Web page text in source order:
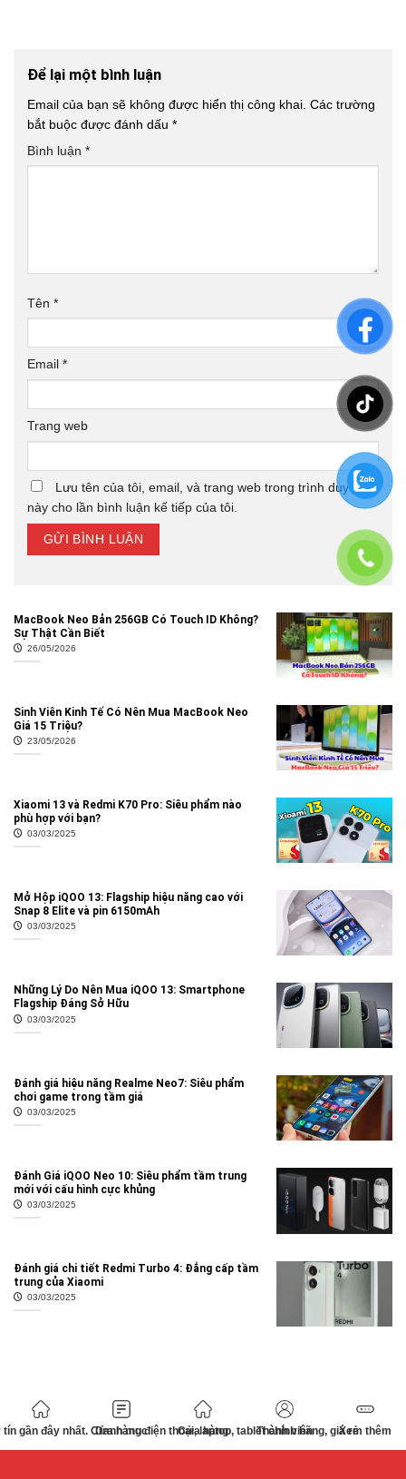
gần đây nhất. Cửa hàng điện thoại, laptop, tablet chính hãng, giá rẻ
Danh mục Cửa hàng Thành viên Xem thêm
Để lại một bình luận
Email của bạn sẽ không được hiển thị công khai. Các trường
bắt buộc được đánh dấu *
Bình luận *
Tên *
Email *
Trang web
Lưu tên của tôi, email, và trang web trong trình duyệt
này cho lần bình luận kế tiếp của tôi.
MacBook Neo Bản 256GB Có Touch ID Không?
Sự Thật Cần Biết
26/05/2026
Sinh Viên Kinh Tế Có Nên Mua MacBook Neo
Giá 15 Triệu?
23/05/2026
Xiaomi 13 và Redmi K70 Pro: Siêu phẩm nào
phù hợp với bạn?
03/03/2025
Mở Hộp iQOO 13: Flagship hiệu năng cao với
Snap 8 Elite và pin 6150mAh
03/03/2025
Những Lý Do Nên Mua iQOO 13: Smartphone
Flagship Đáng Sở Hữu
03/03/2025
Đánh giá hiệu năng Realme Neo7: Siêu phẩm
chơi game trong tầm giá
03/03/2025
Đánh Giá iQOO Neo 10: Siêu phẩm tầm trung
mới với cấu hình cực khủng
03/03/2025
Đánh giá chi tiết Redmi Turbo 4: Đẳng cấp tầm
trung của Xiaomi
03/03/2025